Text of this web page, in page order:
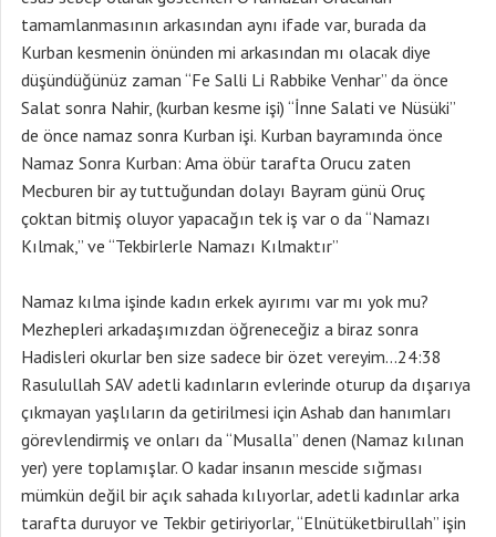
tamamlanmasının arkasından aynı ifade var, burada da
Kurban kesmenin önünden mi arkasından mı olacak diye
düşündüğünüz zaman “Fe Salli Li Rabbike Venhar” da önce
Salat sonra Nahir, (kurban kesme işi) “İnne Salati ve Nüsüki”
de önce namaz sonra Kurban işi. Kurban bayramında önce
Namaz Sonra Kurban: Ama öbür tarafta Orucu zaten
Mecburen bir ay tuttuğundan dolayı Bayram günü Oruç
çoktan bitmiş oluyor yapacağın tek iş var o da “Namazı
Kılmak,” ve “Tekbirlerle Namazı Kılmaktır”
Namaz kılma işinde kadın erkek ayırımı var mı yok mu?
Mezhepleri arkadaşımızdan öğreneceğiz a biraz sonra
Hadisleri okurlar ben size sadece bir özet vereyim…24:38
Rasulullah SAV adetli kadınların evlerinde oturup da dışarıya
çıkmayan yaşlıların da getirilmesi için Ashab dan hanımları
görevlendirmiş ve onları da “Musalla” denen (Namaz kılınan
yer) yere toplamışlar. O kadar insanın mescide sığması
mümkün değil bir açık sahada kılıyorlar, adetli kadınlar arka
tarafta duruyor ve Tekbir getiriyorlar, “Elnütüketbirullah” işin